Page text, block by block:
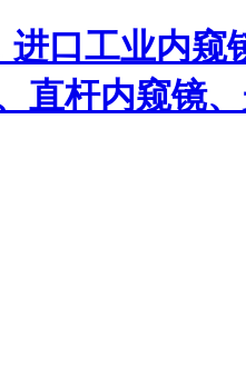
口工业内窥
直杆内窥镜